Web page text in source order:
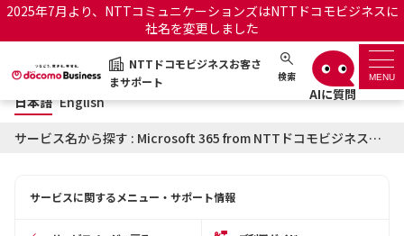
2025年7月より、NTTコミュニケーションズはNTTドコモビジネスに
社名を変更しました
NTTドコモビジネスお客さ
まサポート
検索 MENU
NTTドコモビジネスお客さまサポート 日本語 English
サポートトップ
日本語 English
サービス名から探す : Microsoft 365 from NTTドコモビジネスに関するお知らせ
サービスに関するメニュー・サポート情報